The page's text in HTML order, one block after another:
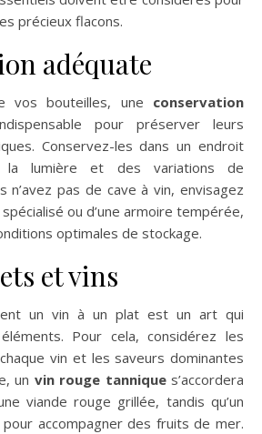
précieux flacons.
adéquate
vos bouteilles, une conservation
pour préserver leurs
Conservez-les dans un endroit
lumière et des variations de
n’avez pas de cave à vin, envisagez
spécialisé ou d’une armoire tempérée,
optimales de stockage.
et vins
un vin à un plat est un art qui
Pour cela, considérez les
vin et les saveurs dominantes
un vin rouge tanniques’accordera
viande rouge grillée, tandis qu’un
accompagner des fruits de mer.